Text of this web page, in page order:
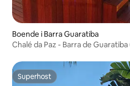
Boende i Barra Guaratiba
Chalé da Paz - Barra de
Superhost
Superhost